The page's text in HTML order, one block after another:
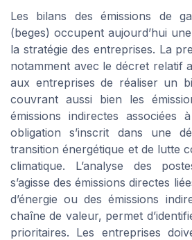
Les bilans des émissions de
(beges) occupent aujourd’hui
la stratégie des entreprises. La
notamment avec le décret relatif
aux entreprises de réaliser un
couvrant aussi bien les
émissions indirectes associées
obligation s’inscrit dans une
transition énergétique et de lutte
climatique. L’analyse des
s’agisse des émissions directes
d’énergie ou des émissions
chaîne de valeur, permet
prioritaires. Les entreprises